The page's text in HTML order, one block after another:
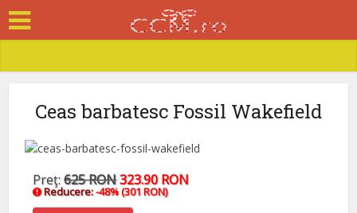
Ceas barbatesc Fossil Wakefield
Preţ:625 RON323.90 RON
Reducere:-48% (301 RON)